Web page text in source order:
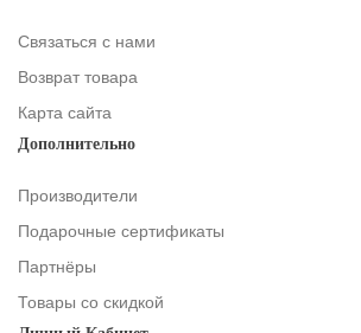
Связаться с нами
Возврат товара
Карта сайта
Дополнительно
Производители
Подарочные сертификаты
Партнёры
Товары со скидкой